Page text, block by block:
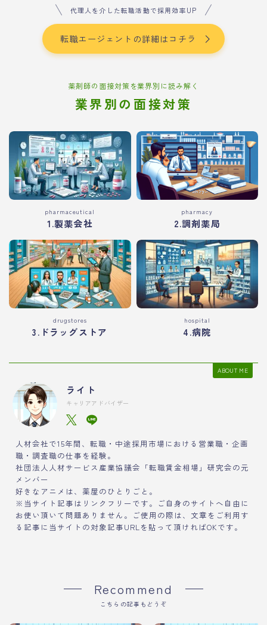
代理人を介した転職活動で採用効率UP
転職エージェントの詳細はコチラ
薬剤師の面接対策を業界別に読み解く
業界別の面接対策
pharmaceutical
1.製薬会社
pharmacy
2.調剤薬局
drugstores
3.ドラッグストア
hospital
4.病院
ABOUT ME
ライト
キャリアアドバイザー
人材会社で15年間、転職・中途採用市場における営業職・企画
職・調査職の仕事を経験。
社団法人人材サービス産業協議会「転職賃金相場」研究会の元
メンバー
好きなアニメは、薬屋のひとりごと。
※当サイト記事はリンクフリーです。ご自身のサイトへ自由に
お使い頂いて問題ありません。ご使用の際は、文章をご利用す
る記事に当サイトの対象記事URLを貼って頂ければOKです。
Recommend
こちらの記事もどうぞ